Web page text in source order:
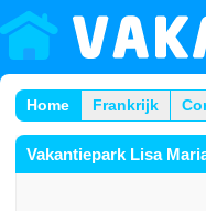
Home Frankrijk
Vakantiepark Lisa